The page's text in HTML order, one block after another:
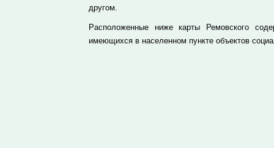
другом.
Расположенные ниже карты Ремовского
имеющихся в населенном пункте объектов